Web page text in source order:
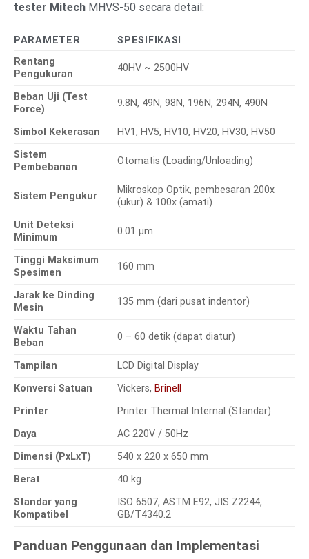
tester Mitech MHVS-50 secara detail:
PARAMETER
SPESIFIKASI
Rentang
Pengukuran
40HV ~ 2500HV
Beban Uji (Test
Force)
9.8N, 49N, 98N, 196N, 294N, 490N
Simbol Kekerasan
HV1, HV5, HV10, HV20, HV30, HV50
Sistem
Pembebanan
Otomatis (Loading/Unloading)
Sistem Pengukur
Mikroskop Optik, pembesaran 200x
(ukur) & 100x (amati)
Unit Deteksi
Minimum
0.01 μm
Tinggi Maksimum
Spesimen
160 mm
Jarak ke Dinding
Mesin
135 mm (dari pusat indentor)
Waktu Tahan
Beban
0 – 60 detik (dapat diatur)
Tampilan
LCD Digital Display
Konversi Satuan
Vickers, Brinell
Printer
Printer Thermal Internal (Standar)
Daya
AC 220V / 50Hz
Dimensi (PxLxT)
540 x 220 x 650 mm
Berat
40 kg
Standar yang
Kompatibel
ISO 6507, ASTM E92, JIS Z2244,
GB/T4340.2
Panduan Penggunaan dan Implementasi